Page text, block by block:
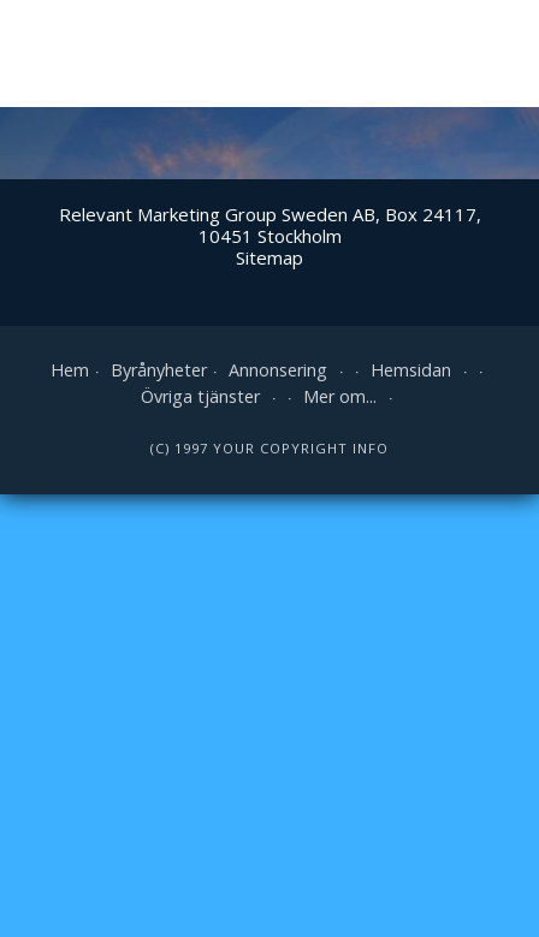
Relevant Marketing Group Sweden AB, Box 24117,
10451 Stockholm
Sitemap
Hem Byrånyheter Annonsering
Hemsidan
Övriga tjänster
Mer om...
(C) 1997 YOUR COPYRIGHT INFO